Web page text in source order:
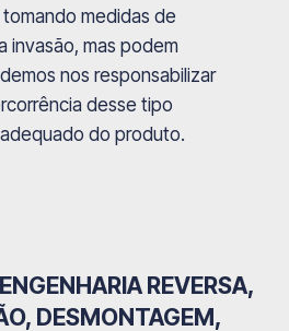
medidas de
invasão, mas podem
nos responsabilizar
desse tipo
do produto.
REVERSA,
DESMONTAGEM,